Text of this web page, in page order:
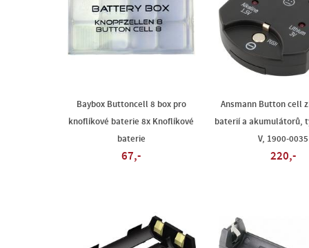
Baybox Buttoncell 8 box pro
knoflíkové baterie 8x Knoflíkové
baterie
67,-
Ansmann Button cell
baterií a akumulátorů,
V, 1900-0035
220,-